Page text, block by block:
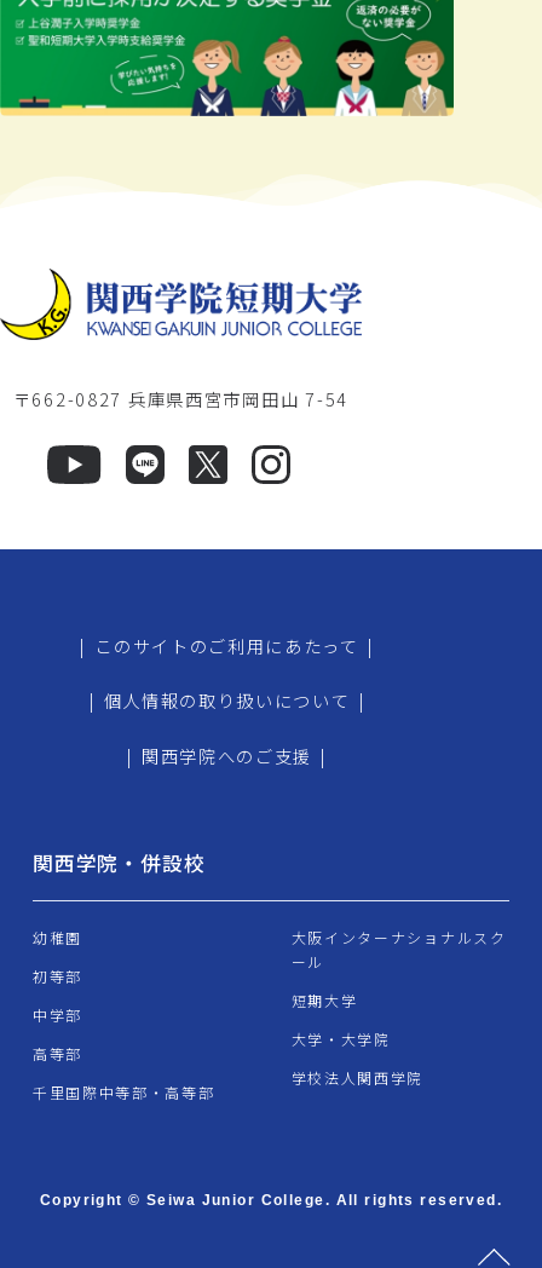
〒662-0827 兵庫県西宮市岡田山 7-54
| このサイトのご利用にあたって |
| 個人情報の取り扱いについて |
| 関西学院へのご支援 |
関西学院・併設校
幼稚園
初等部
中学部
高等部
千里国際中等部・高等部
大阪インターナショナルスク
ール
短期大学
大学・大学院
学校法人関西学院
Copyright © Seiwa Junior College. All rights reserved.